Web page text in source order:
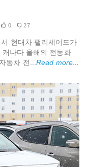
0 27
현대차 팰리세이드가
나다 올해의 전동화
동차 전...Read more...